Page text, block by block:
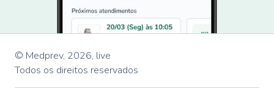
© Medprev, 2026, live
Todos os direitos reservados